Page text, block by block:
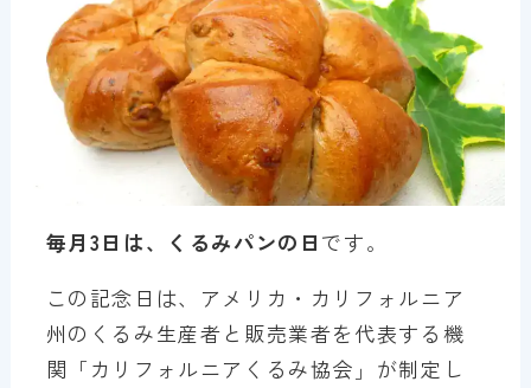
毎月3日は、くるみパンの日 です。
この記念日は、アメリカ・カリフォルニア
州のくるみ生産者と販売業者を代表する機
関「カリフォルニアくるみ協会」が制定し